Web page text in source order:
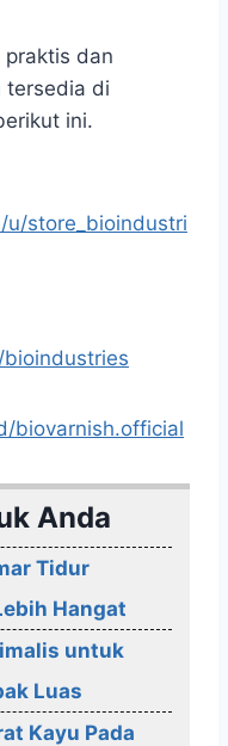
dan
tersedia di
ini.
store_bioindustri
biovarnish.official
Anda
Tidur
Hangat
untuk
Luas
Kayu Pada